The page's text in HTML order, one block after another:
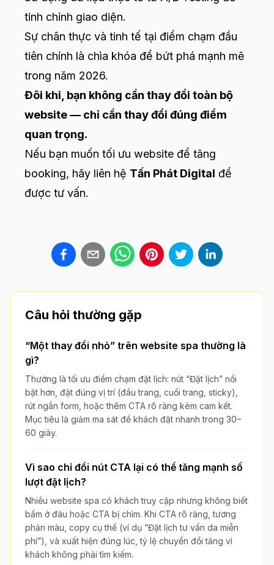
tinh chỉnh giao diện.
Sự chân thực và tinh tế tại điểm chạm đầu
tiên chính là chìa khóa để bứt phá mạnh mẽ
trong năm 2026.
Đôi khi, bạn không cần thay đổi toàn bộ
website — chỉ cần thay đổi đúng điểm
quan trọng.
Nếu bạn muốn tối ưu website để tăng
booking, hãy liên hệ Tấn Phát Digital để
được tư vấn.
Câu hỏi thường gặp
“Một thay đổi nhỏ” trên website spa thường là
gì?
Thường là tối ưu điểm chạm đặt lịch: nút “Đặt lịch” nổi
bật hơn, đặt đúng vị trí (đầu trang, cuối trang, sticky),
rút ngắn form, hoặc thêm CTA rõ ràng kèm cam kết.
Mục tiêu là giảm ma sát để khách đặt nhanh trong 30–
60 giây.
Vì sao chỉ đổi nút CTA lại có thể tăng mạnh số
lượt đặt lịch?
Nhiều website spa có khách truy cập nhưng không biết
bấm ở đâu hoặc CTA bị chìm. Khi CTA rõ ràng, tương
phản màu, copy cụ thể (ví dụ “Đặt lịch tư vấn da miễn
phí”), và xuất hiện đúng lúc, tỷ lệ chuyển đổi tăng vì
khách không phải tìm kiếm.